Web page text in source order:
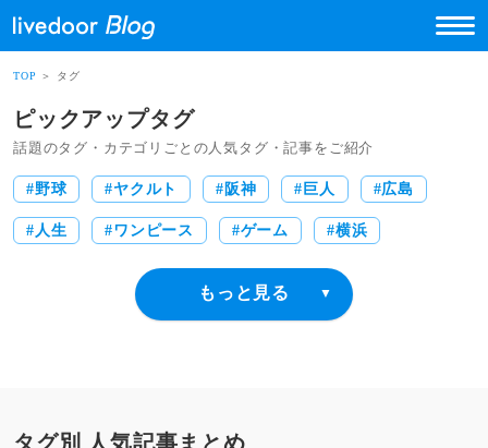
TOP ＞ タグ
ピックアップタグ
話題のタグ・カテゴリごとの人気タグ・記事をご紹介
野球 ヤクルト 阪神 巨人 広島
人生 ワンピース ゲーム 横浜
ポケモン AKB48 食生活
漫画
タグ別 人気記事まとめ